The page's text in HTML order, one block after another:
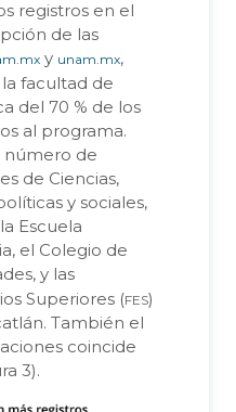
registros en el
de las
y unam.mx,
facultad de
del 70 % de los
al programa.
número de
de Ciencias,
y sociales,
Escuela
el Colegio de
y las
Superiores (fes)
También el
coincide
3).